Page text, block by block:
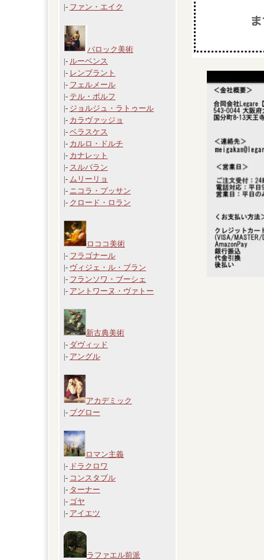
|- ファン・エイク
バロック美術
|- ルーベンス
|- レンブラント
|- フェルメール
|- テル・ボルフ
|- ジョルジュ・ラトゥール
|- カラヴァッジョ
|- ベラスケス
|- カルロ・ドルチ
|- カナレット
|- スルバラン
|- ムリーリョ
|- ニコラ・プッサン
|- クロード・ロラン
ロココ美術
|- フラゴナール
|- ヴィジェ・ル・ブラン
|- フランソワ・ブーシェ
|- アントワーヌ・ヴァトー
新古典美術
|- ダヴィッド
|- アングル
アカデミック
|- ブグロー
ロマン主義
|- ドラクロワ
|- コンスタブル
|- ターナー
|- ゴヤ
|- アイエツ
ラファエル前派